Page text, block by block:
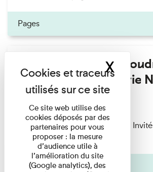
Pages
Fanny Taillandier -
Invités de l’Imprimerie
Lecture
Fanny Taillandier – Foudres Les
l’Imprimerie n°6 Lecture ...
Pages
Ce site web utilise des
cookies déposés par des
partenaires pour vous
proposer : la mesure
d’audience utile à
l’amélioration du site
(Google analytics), des
X